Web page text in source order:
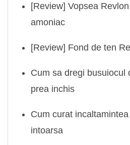
[Review] Vopsea
amoniac
[Review] Fond de ten
Cum sa dregi busuiocul
prea inchis
Cum curat
intoarsa